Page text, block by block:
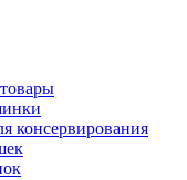
консервирования